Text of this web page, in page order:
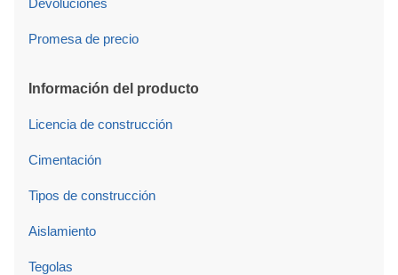
Devoluciones
Promesa de precio
Información del producto
Licencia de construcción
Cimentación
Tipos de construcción
Aislamiento
Tegolas